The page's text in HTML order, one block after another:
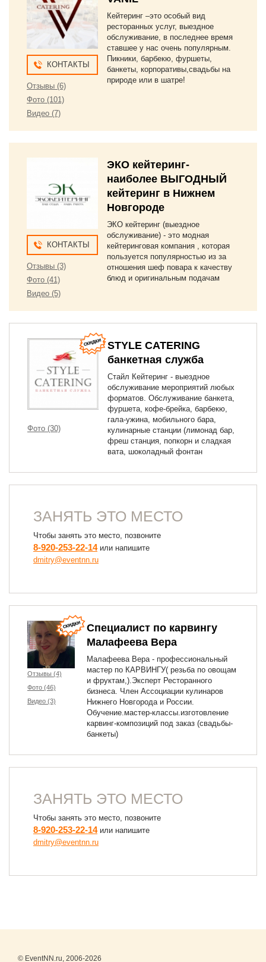
КОНТАКТЫ
Отзывы (6)
Фото (101)
Видео (7)
Кейтеринг –это особый вид
ресторанных услуг, выездное
обслуживание, в последнее время
ставшее у нас очень популярным.
Пикники, барбекю, фуршеты,
банкеты, корпоративы,свадьбы на
природе или в шатре!
КОНТАКТЫ
Отзывы (3)
Фото (41)
Видео (5)
ЭКО кейтеринг-
наиболее ВЫГОДНЫЙ
кейтеринг в Нижнем
Новгороде
ЭКО кейтеринг (выездное
обслуживание) - это модная
кейтеринговая компания , которая
пользуется популярностью из за
отношения шеф повара к качеству
блюд и оригинальным подачам
Фото (30)
STYLE CATERING
банкетная служба
Стайл Кейтеринг - выездное
обслуживание мероприятий любых
форматов. Обслуживание банкета,
фуршета, кофе-брейка, барбекю,
гала-ужина, мобильного бара,
кулинарные станции (лимонад бар,
фреш станция, попкорн и сладкая
вата, шоколадный фонтан
ЗАНЯТЬ ЭТО МЕСТО
Чтобы занять это место, позвоните
8-920-253-22-14или напишите
dmitry@eventnn.ru
Отзывы (4)
Фото (46)
Видео (3)
Специалист по карвингу
Малафеева Вера
Малафеева Вера - профессиональный
мастер по КАРВИНГУ( резьба по овощам
и фруктам,).Эксперт Ресторанного
бизнеса. Член Ассоциации кулинаров
Нижнего Новгорода и России.
Обучение.мастер-классы.изготовление
карвинг-композиций под заказ (свадьбы-
банкеты)
ЗАНЯТЬ ЭТО МЕСТО
Чтобы занять это место, позвоните
8-920-253-22-14или напишите
dmitry@eventnn.ru
© EventNN.ru, 2006-2026